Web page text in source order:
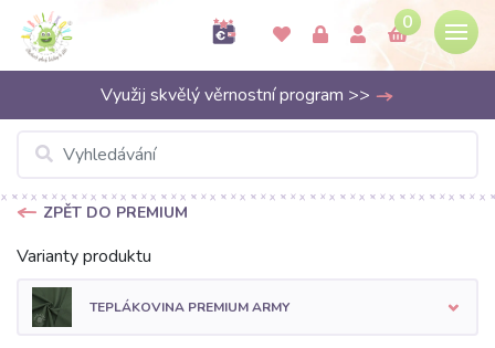
0
Využij skvělý věrnostní program >>
ZPĚT DO PREMIUM
Varianty produktu
TEPLÁKOVINA PREMIUM ARMY